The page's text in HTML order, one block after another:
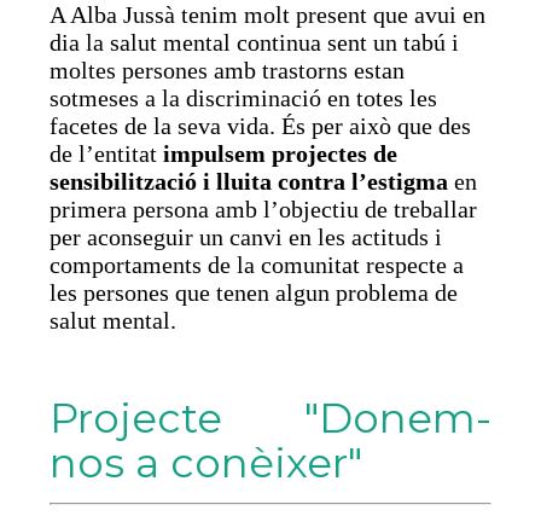
A Alba Jussà tenim molt present que avui en
dia la salut mental continua sent un tabú i
moltes persones amb trastorns estan
sotmeses a la discriminació en totes les
facetes de la seva vida. És per això que des
de l’entitatimpulsem projectes de
sensibilització i lluita contra l’estigma en
primera persona amb l’objectiu de treballar
per aconseguir un canvi en les actituds i
comportaments de la comunitat respecte a
les persones que tenen algun problema de
salut mental.
Projecte "Donem-
nos a conèixer"